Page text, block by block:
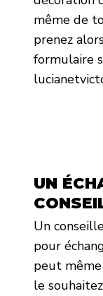
même de
prenez
formulaire
UN
Un
pour
peut même
le